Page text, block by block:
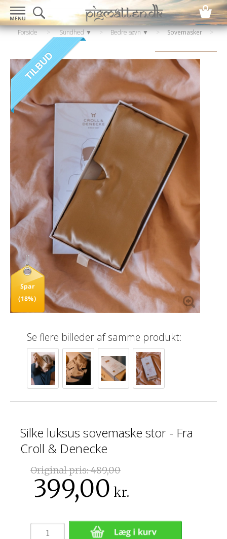
Forside > Sundhed ▼ > Bedre søvn ▼ > Sovemasker
Spar
(18%)
Se flere billeder af samme produkt:
Silke luksus sovemaske stor - Fra
Croll & Denecke
Original pris:489,00
399,00 kr.